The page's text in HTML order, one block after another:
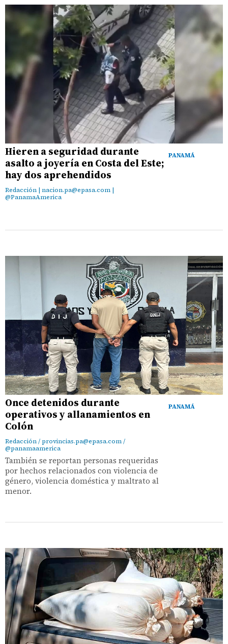
PANAMÁ
Hieren a seguridad durante
asalto a joyería en Costa del Este;
hay dos aprehendidos
Redacción | nacion.pa@epasa.com |
@PanamaAmerica
PANAMÁ
Once detenidos durante
operativos y allanamientos en
Colón
Redacción / provincias.pa@epasa.com /
@panamaamerica
También se reportan personas requeridas
por hechos relacionados con violencia de
género, violencia doméstica y maltrato al
menor.